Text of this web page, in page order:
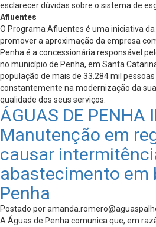
esclarecer dúvidas sobre o sistema de
Afluentes
O Programa Afluentes é uma iniciativa
promover a aproximação da empresa
Penha é a concessionária responsável
no município de Penha, em Santa
população de mais de 33.284 mil pessoas
constantemente na modernização da
qualidade dos seus serviços.
ÁGUAS DE PENHA
Manutenção em
causar
abastecimento em
Penha
Postado por
A Águas de Penha comunica que, em